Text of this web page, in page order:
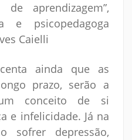
aprendizagem”,
e psicopedagoga
Caielli
ainda que as
prazo, serão a
conceito de si
e infelicidade. Já na
sofrer depressão,